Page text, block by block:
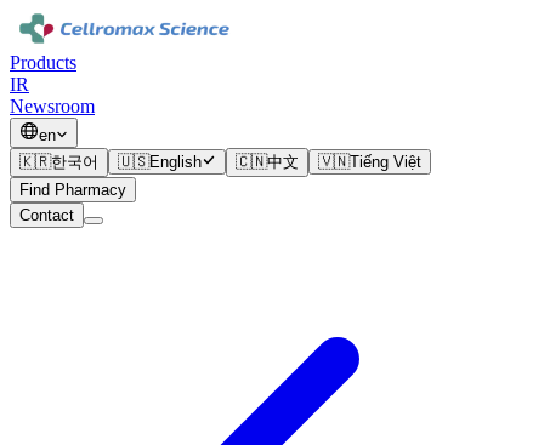
Products
IR
Newsroom
en
🇰🇷한국어 🇺🇸English 🇨🇳中文 🇻🇳Tiếng Việt
Find Pharmacy
Contact